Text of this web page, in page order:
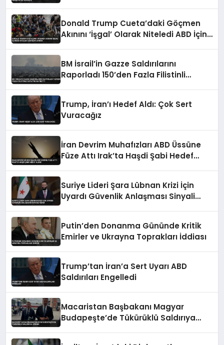
Donald Trump Cueta’daki Göçmen
Akınını ‘İşgal’ Olarak Niteledi ABD İçin
BM İsrail’in Gazze Saldırılarını
Raporladı 150’den Fazla Filistinli
Trump, İran’ı Hedef Aldı: Çok Sert
Vuracağız
İran Devrim Muhafızları ABD Üssüne
Füze Attı Irak’ta Haşdi Şabi Hedef
Suriye Lideri Şara Lübnan Krizi İçin
Uyardı Güvenlik Anlaşması Sinyali
Putin’den Donanma Gününde Kritik
Emirler ve Ukrayna Toprakları İddiası
Trump’tan İran’a Sert Uyarı ABD
Saldırıları Engelledi
Macaristan Başbakanı Magyar
Budapeşte’de Tükürüklü Saldırıya